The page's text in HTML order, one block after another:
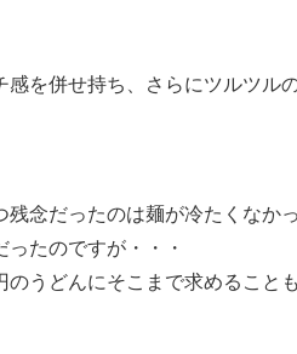
を併せ持ち、さらにツルツル
念だったのは麺が冷たくなか
たのですが・・・
うどんにそこまで求めること